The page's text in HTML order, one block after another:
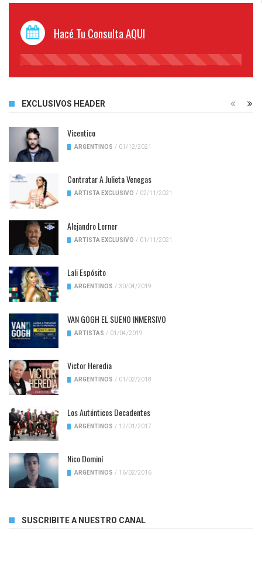
Hacé Tu Consulta AQUI
45%
EXCLUSIVOS HEADER
Vicentico
ARGENTINOS / 01/12/2021
Contratar A Julieta Venegas
ARTISTA EXCLUSIVO / 02/11/2021
Alejandro Lerner
ARTISTA EXCLUSIVO / 01/11/2021
Lali Espósito
ARGENTINOS / 30/04/2019
VAN GOGH EL SUENO INMERSIVO
ARTISTAS / 01/04/2019
Victor Heredia
ARGENTINOS / 01/02/2018
Los Auténticos Decadentes
ARGENTINOS / 12/01/2017
Nico Dominí
ARGENTINOS / 16/02/2016
SUSCRIBITE A NUESTRO CANAL